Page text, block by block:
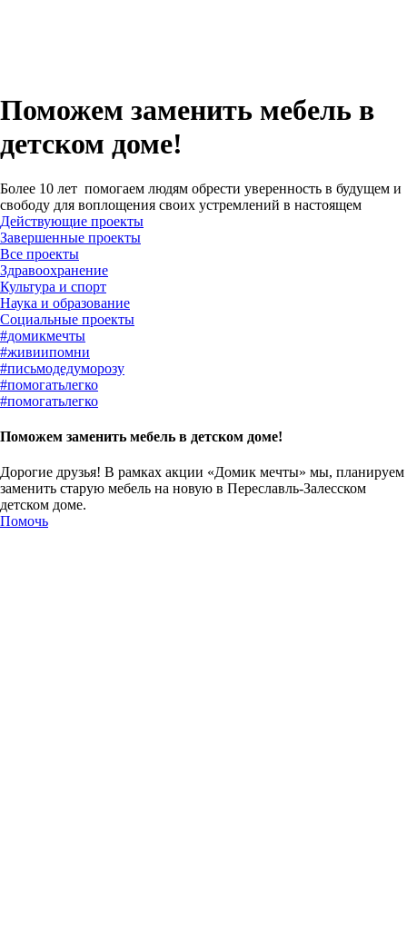
Поможем заменить мебель в
детском доме!
Более 10 лет помогаем людям обрести уверенность в будущем и
свободу для воплощения своих устремлений в настоящем
Действующие проекты
Завершенные проекты
#домикмечты
#живиипомни
#письмодедуморозу
#помогатьлегко
#помогатьлегко
Поможем заменить мебель в детском доме!
Дорогие друзья! В рамках акции «Домик мечты» мы, планируем
заменить старую мебель на новую в Переславль-Залесском
детском доме.
Помочь